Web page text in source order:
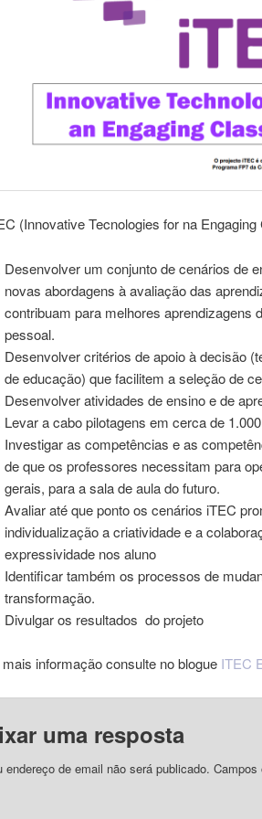
(Innovative Tecnologies for na
Desenvolver um conjunto de cenários de
novas abordagens à avaliação das
contribuam para melhores aprendizagens
pessoal.
Desenvolver critérios de apoio à decisão
de educação) que facilitem a seleção de
Desenvolver atividades de ensino e de
Levar a cabo pilotagens em cerca de
Investigar as competências e as
de que os professores necessitam para
gerais, para a sala de aula do futuro.
Avaliar até que ponto os cenários iTEC
individualização a criatividade e a
expressividade nos aluno
Identificar também os processos de
transformação.
Divulgar os resultados do projeto
informação consulte no blogueITEC
uma resposta
endereço de email não será publicado.